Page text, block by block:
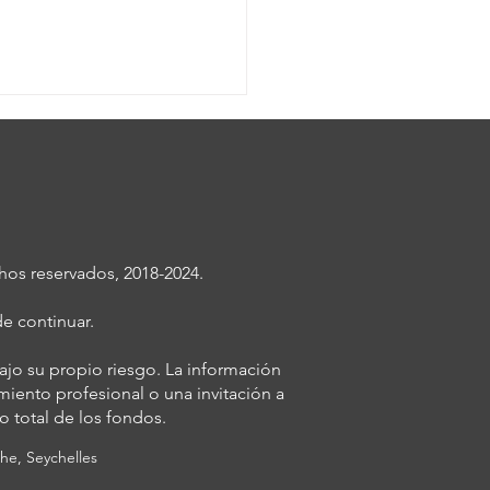
de IA ya
decirte cómo se
reservados, 2018-2024.
continuar.
su propio riesgo. La información
profesional o una invitación a
total de los fondos.
Seychelles